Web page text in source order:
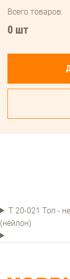
Всего товаров:
0 шт
Т 20-021 Топ -
(нейлон)